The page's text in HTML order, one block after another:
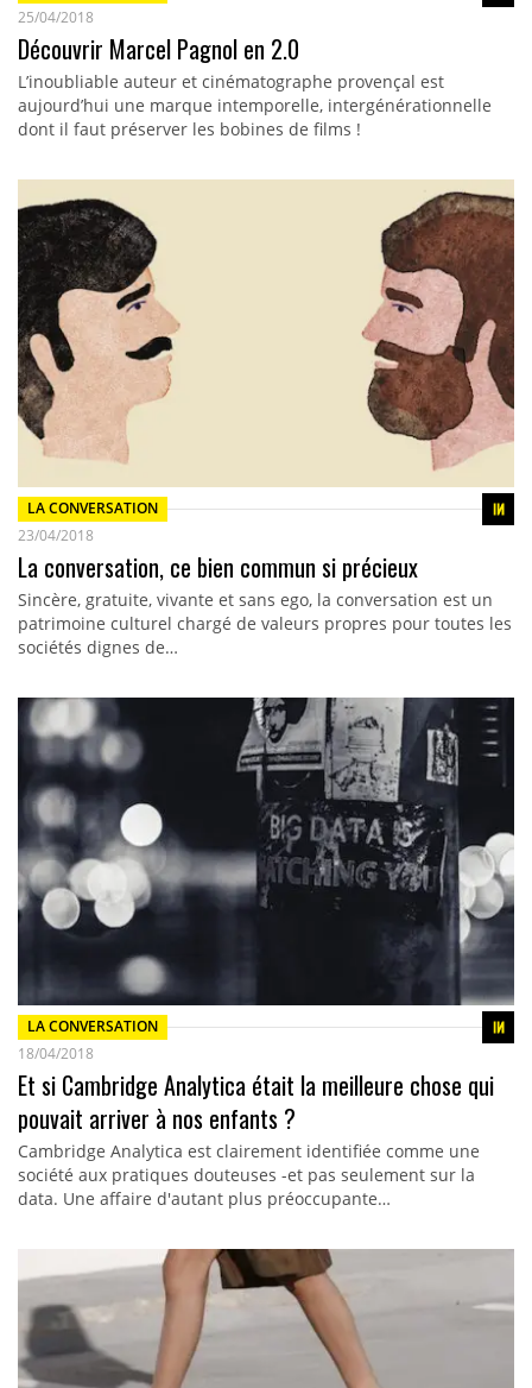
25/04/2018
Découvrir Marcel Pagnol en 2.0
L’inoubliable auteur et cinématographe provençal est
aujourd’hui une marque intemporelle, intergénérationnelle
dont il faut préserver les bobines de films !
LA CONVERSATION
23/04/2018
La conversation, ce bien commun si précieux
Sincère, gratuite, vivante et sans ego, la conversation est un
patrimoine culturel chargé de valeurs propres pour toutes les
sociétés dignes de…
LA CONVERSATION
18/04/2018
Et si Cambridge Analytica était la meilleure chose qui
pouvait arriver à nos enfants ?
Cambridge Analytica est clairement identifiée comme une
société aux pratiques douteuses -et pas seulement sur la
data. Une affaire d'autant plus préoccupante…